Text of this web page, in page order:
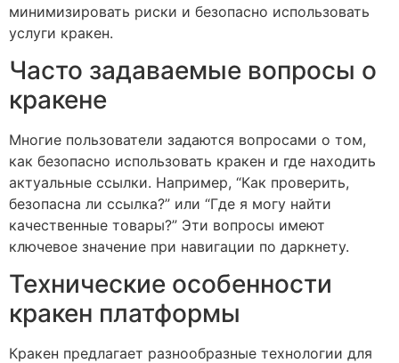
минимизировать риски и безопасно использовать
услуги кракен.
Часто задаваемые вопросы о
кракене
Многие пользователи задаются вопросами о том,
как безопасно использовать кракен и где находить
актуальные ссылки. Например, “Как проверить,
безопасна ли ссылка?” или “Где я могу найти
качественные товары?” Эти вопросы имеют
ключевое значение при навигации по даркнету.
Технические особенности
кракен платформы
Кракен предлагает разнообразные технологии для